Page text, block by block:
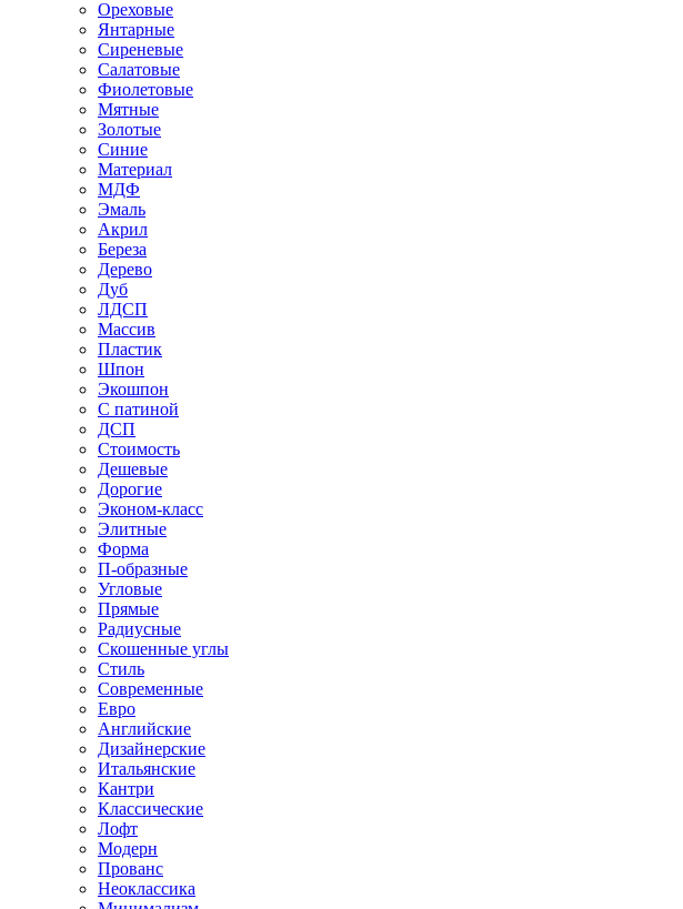
Ореховые
Янтарные
Сиреневые
Салатовые
Фиолетовые
Мятные
Золотые
Синие
Материал
МДФ
Эмаль
Акрил
Береза
Дерево
Дуб
ЛДСП
Массив
Пластик
Шпон
Экошпон
С патиной
ДСП
Стоимость
Дешевые
Дорогие
Эконом-класс
Элитные
Форма
П-образные
Угловые
Прямые
Радиусные
Скошенные углы
Стиль
Современные
Евро
Английские
Дизайнерские
Итальянские
Кантри
Классические
Лофт
Модерн
Прованс
Неоклассика